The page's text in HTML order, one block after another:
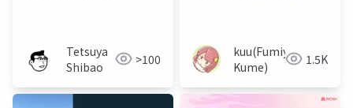
Tetsuya
Shibao
>100
kuu(Fumiya
Kume)
1.5K